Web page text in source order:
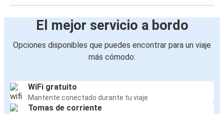
El mejor servicio a bordo
Opciones disponibles que puedes encontrar para un viaje
más cómodo:
WiFi gratuito
Mantente conectado durante tu viaje
Tomas de corriente